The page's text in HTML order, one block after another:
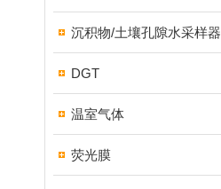
沉积物/土壤孔隙水采样器
DGT
温室气体
荧光膜